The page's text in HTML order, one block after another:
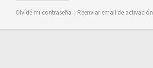
Olvidé mi contraseña | Reenviar email de activación